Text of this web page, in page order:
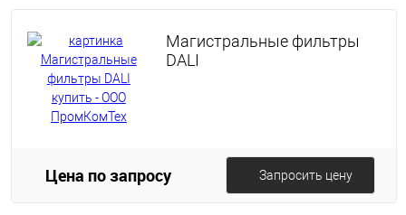
Магистральные фильтры
DALI
Цена по запросу Запросить цену